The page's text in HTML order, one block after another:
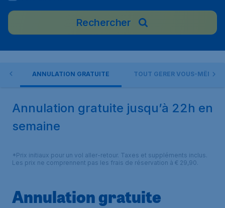
Rechercher
ANNULATION GRATUITE TOUT GÉRER VOUS-MÊME
Annulation gratuite jusqu’à 22h en
semaine
*Prix initiaux pour un vol aller-retour. Taxes et suppléments inclus.
Les prix ne comprennent pas les frais de réservation à € 29,90.
Annulation gratuite